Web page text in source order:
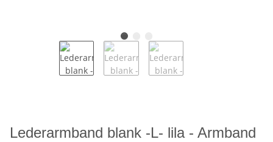
Lederarmband blank -L- lila - Armband